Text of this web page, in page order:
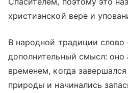
христианской вере и
В народной традиции слово
дополнительный смысл: оно
временем, когда
природы и начинались